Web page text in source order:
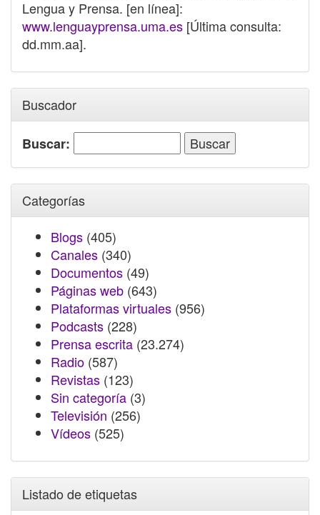
Lengua y Prensa. [en línea]:
www.lenguayprensa.uma.es [Última consulta:
dd.mm.aa].
Buscador
Buscar:
Categorías
Blogs (405)
Canales (340)
Documentos (49)
Páginas web (643)
Plataformas virtuales (956)
Podcasts (228)
Prensa escrita (23.274)
Radio (587)
Revistas (123)
Sin categoría (3)
Televisión (256)
Vídeos (525)
Listado de etiquetas